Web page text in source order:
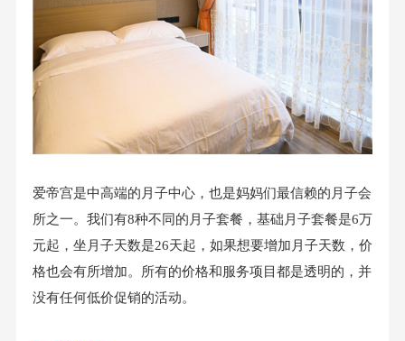
爱帝宫是中高端的月子中心，也是妈妈们最信赖的月子会
所之一。我们有8种不同的月子套餐，基础月子套餐是6万
元起，坐月子天数是26天起，如果想要增加月子天数，价
格也会有所增加。所有的价格和服务项目都是透明的，并
没有任何低价促销的活动。